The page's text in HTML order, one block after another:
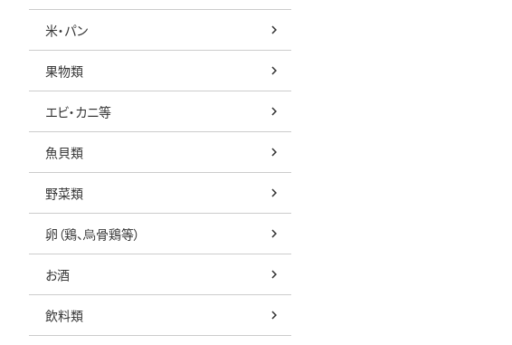
米・パン
果物類
エビ・カニ等
魚貝類
野菜類
卵（鶏、烏骨鶏等）
お酒
飲料類